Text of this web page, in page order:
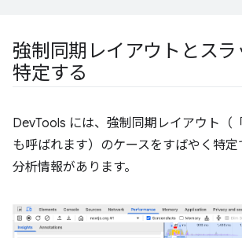
強制同期レイアウトとスラ
特定する
DevTools には、強制同期レイアウト（
も呼ばれます）のケースをすばやく特定
分析情報があります。